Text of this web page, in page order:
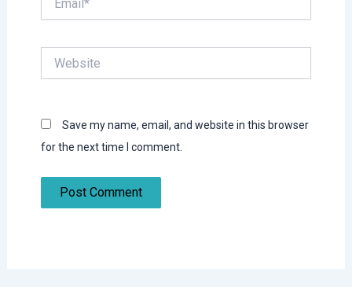
Save my name, email, and website in this browser
for the next time I comment.